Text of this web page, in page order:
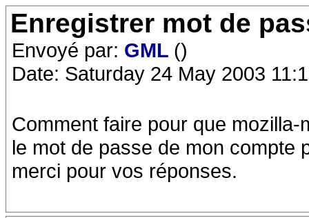
Enregistrer mot de
Envoyé par: GML ()
Date: Saturday 24 May 2003
Comment faire pour que
le mot de passe de mon compte
merci pour vos réponses.